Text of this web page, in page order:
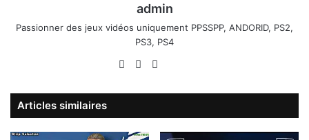
admin
Passionner des jeux vidéos uniquement PPSSPP, ANDORID, PS2,
PS3, PS4
WebsiteFacebook
Articles similaires